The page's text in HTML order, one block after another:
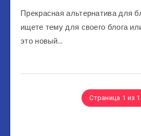
Прекрасная альтернатива для
ищете тему для своего блога
это новый…
Страница 1 из 1